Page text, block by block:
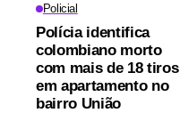
Policial
Polícia identifica
colombiano morto
com mais de 18 tiros
em apartamento no
bairro União